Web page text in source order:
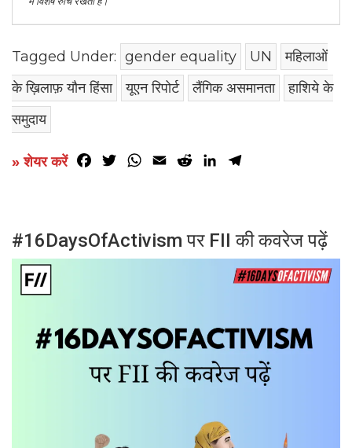
Tagged Under: gender equality UN
महिलाओं
के ख़िलाफ़ यौन हिंसा
यूएन रिपोर्ट लैंगिक असमानता
हाशिये के
समुदाय
» शेयर करें Facebook
TwitterWhatsApp
Email RedditLinkedIn
#16DaysOfActivism पर FII की कवरेज पढ़ें